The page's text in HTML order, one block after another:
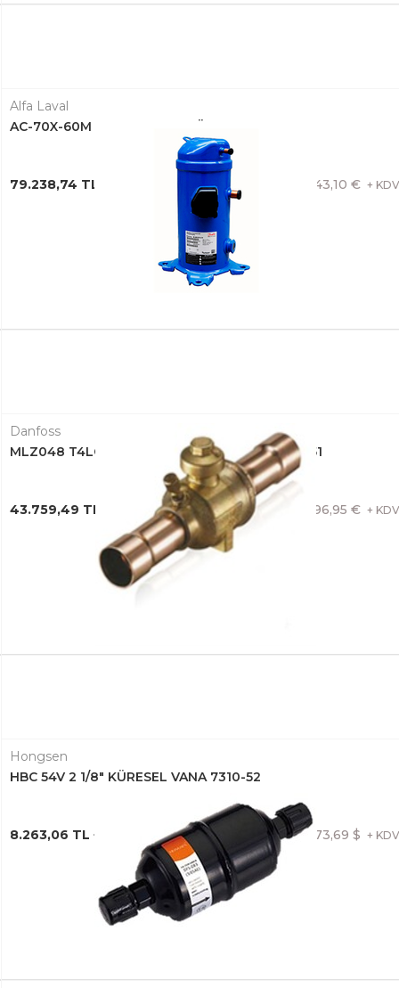
Alfa Laval
AC-70X-60M PLAKALI EŞANJÖR 3287065791
1.443,10 € + KDV
79.238,74 TL + KDV
Danfoss
MLZ048 T4LC9A SCROLL KOMPRESÖR 121L8651
796,95 € + KDV
43.759,49 TL + KDV
Hongsen
HBC 54V 2 1/8" KÜRESEL VANA 7310-52
173,69 $ + KDV
8.263,06 TL + KDV